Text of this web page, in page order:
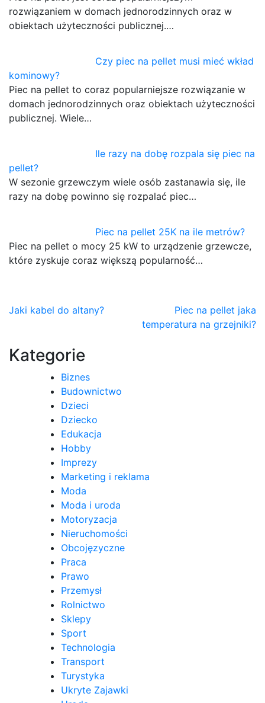
rozwiązaniem w domach jednorodzinnych oraz w
obiektach użyteczności publicznej.…
Czy piec na pellet musi mieć wkład
kominowy?
Piec na pellet to coraz popularniejsze rozwiązanie w
domach jednorodzinnych oraz obiektach użyteczności
publicznej. Wiele…
Ile razy na dobę rozpala się piec na
pellet?
W sezonie grzewczym wiele osób zastanawia się, ile
razy na dobę powinno się rozpalać piec…
Piec na pellet 25K na ile metrów?
Piec na pellet o mocy 25 kW to urządzenie grzewcze,
które zyskuje coraz większą popularność…
Nawigacja
Jaki kabel do altany?
Piec na pellet jaka
temperatura na grzejniki?
Kategorie
Biznes
Budownictwo
Dzieci
Dziecko
Edukacja
Hobby
Imprezy
Marketing i reklama
Moda
Moda i uroda
Motoryzacja
Nieruchomości
Obcojęzyczne
Praca
Prawo
Przemysł
Rolnictwo
Sklepy
Sport
Technologia
Transport
Turystyka
Ukryte Zajawki